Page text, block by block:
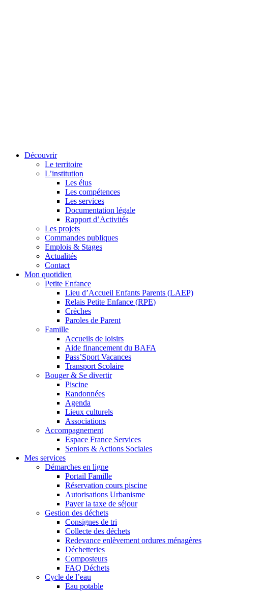
Découvrir
Le territoire
L’institution
Les élus
Les compétences
Les services
Documentation légale
Rapport d’Activités
Les projets
Commandes publiques
Emplois & Stages
Actualités
Contact
Mon quotidien
Petite Enfance
Lieu d’Accueil Enfants Parents (LAEP)
Relais Petite Enfance (RPE)
Crèches
Paroles de Parent
Famille
Accueils de loisirs
Aide financement du BAFA
Pass’Sport Vacances
Transport Scolaire
Bouger & Se divertir
Piscine
Randonnées
Agenda
Lieux culturels
Associations
Accompagnement
Espace France Services
Seniors & Actions Sociales
Mes services
Démarches en ligne
Portail Famille
Réservation cours piscine
Autorisations Urbanisme
Payer la taxe de séjour
Gestion des déchets
Consignes de tri
Collecte des déchets
Redevance enlèvement ordures ménagères
Déchetteries
Composteurs
FAQ Déchets
Cycle de l’eau
Eau potable